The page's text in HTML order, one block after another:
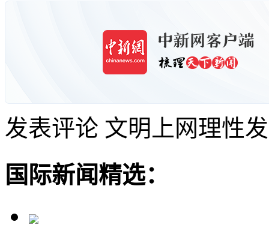
发表评论 文明上网理性
国际新闻精选：